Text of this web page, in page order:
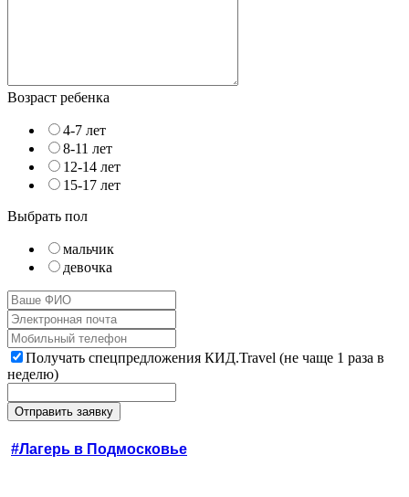
Возраст ребенка
4-7 лет
8-11 лет
12-14 лет
15-17 лет
Выбрать пол
мальчик
девочка
Получать спецпредложения КИД.Travel (не чаще 1 раза в
неделю)
#Лагерь в Подмосковье